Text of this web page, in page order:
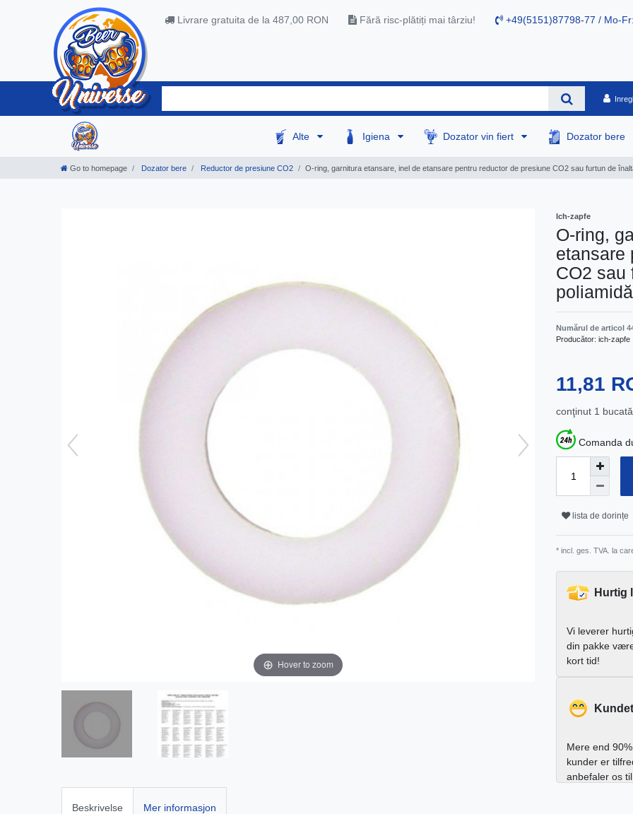
Livrare gratuita de la 487,00 RON Fără risc-plătiți mai târziu! +49(5151)87798-77 / Mo-
Alte Igiena Dozator vin fiert Dozator bere
Go to homepage Dozator bere Reductor de presiune CO2 O-ring, garnitura etansare, inel de etansare pentru reductor de presiune CO2 sau furtun de
Hover to zoom
Beskrivelse Mer informasjon
Ich-zapfe
O-ring,
etansare
CO2 sau
poliamidă
Numărul de articol
Producător: ich-zapfe
11,81
conţinut 1 bucată
Comanda
lista de dorințe
* incl. ges. TVA. la
Hurtig
Vi leverer
din pakke
kort tid!
Mere end
kunder er
anbefaler os